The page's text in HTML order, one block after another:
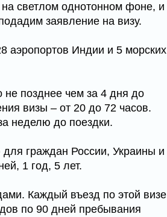
светлом однотонном фоне, и
заявление на визу.
аэропортов Индии и 5 морских
позднее чем за 4 дня до
визы – от 20 до 72 часов.
неделю до поездки.
граждан России, Украины и
1 год, 5 лет.
Каждый въезд по этой визе
по 90 дней пребывания